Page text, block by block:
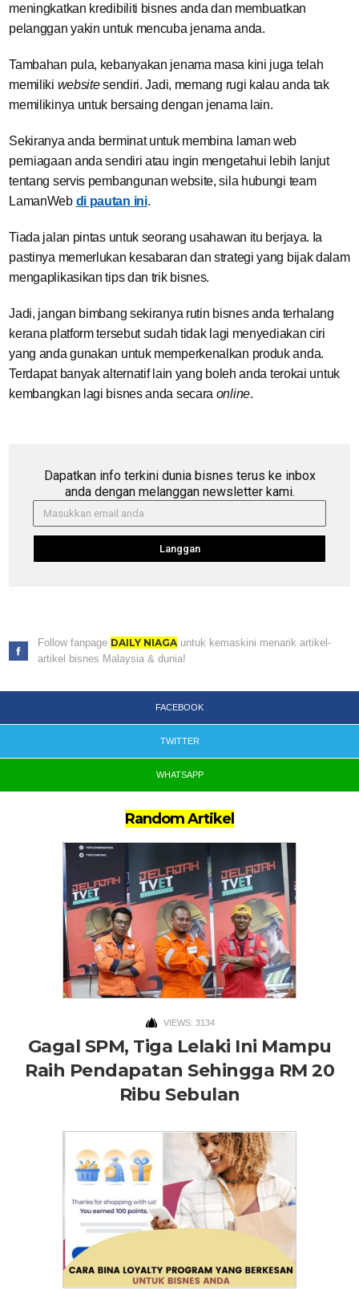
meningkatkan kredibiliti bisnes anda dan membuatkan
pelanggan yakin untuk mencuba jenama anda.
Tambahan pula, kebanyakan jenama masa kini juga telah
memiliki websitesendiri. Jadi, memang rugi kalau anda tak
memilikinya untuk bersaing dengan jenama lain.
Sekiranya anda berminat untuk membina laman web
perniagaan anda sendiri atau ingin mengetahui lebih lanjut
tentang servis pembangunan website, sila hubungi team
LamanWeb di pautan ini.
Tiada jalan pintas untuk seorang usahawan itu berjaya. Ia
pastinya memerlukan kesabaran dan strategi yang bijak dalam
mengaplikasikan tips dan trik bisnes.
Jadi, jangan bimbang sekiranya rutin bisnes anda terhalang
kerana platform tersebut sudah tidak lagi menyediakan ciri
yang anda gunakan untuk memperkenalkan produk anda.
Terdapat banyak alternatif lain yang boleh anda terokai untuk
kembangkan lagi bisnes anda secara online.
Dapatkan info terkini dunia bisnes terus ke inbox
anda dengan melanggan newsletter kami.
Langgan
Follow fanpage DAILY NIAGAuntuk kemaskini menarik artikel-
artikel bisnes Malaysia & dunia!
FACEBOOK
TWITTER
WHATSAPP
Random Artikel
VIEWS: 3134
Gagal SPM, Tiga Lelaki Ini Mampu
Raih Pendapatan Sehingga RM 20
Ribu Sebulan